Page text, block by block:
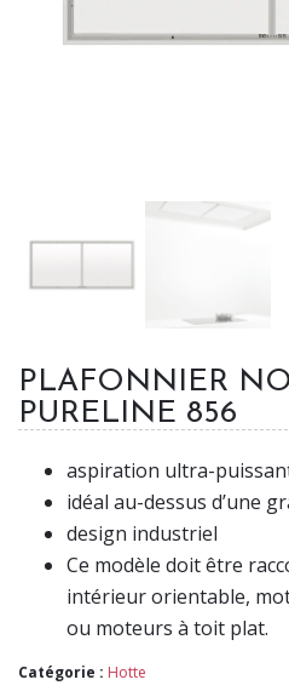
PLAFONNIER
PURELINE 856
aspiration ultra-
idéal au-dessus d’une
design industriel
Ce modèle doit être
intérieur orientable,
ou moteurs à toit plat.
Catégorie : Hotte